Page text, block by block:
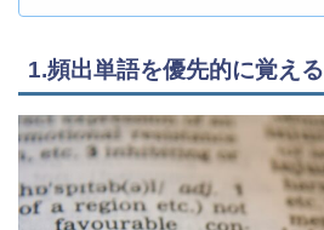
1.頻出単語を優先的に覚える